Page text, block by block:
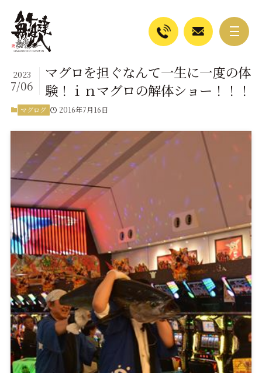
マグロを担ぐなんて一生に一度の体
験！ｉｎマグロの解体ショー！！！
2023
7/06
マグログ 2016年7月16日